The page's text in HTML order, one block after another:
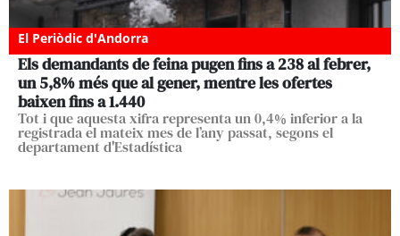
El Periòdic d'Andorra
Els demandants de feina pugen fins a 238 al febrer,
un 5,8% més que al gener, mentre les ofertes
baixen fins a 1.440
Tot i que aquesta xifra representa un 0,4% inferior a la
registrada el mateix mes de l’any passat, segons el
departament d'Estadística